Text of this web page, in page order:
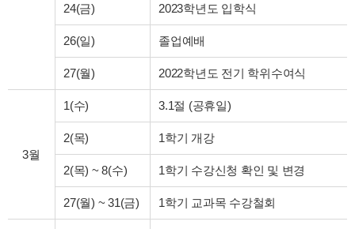
24(금) 2023학년도 입학식
26(일) 졸업예배
27(월) 2022학년도 전기 학위수여식
3월
1(수) 3.1절 (공휴일)
2(목) 1학기 개강
2(목) ~ 8(수) 1학기 수강신청 확인 및 변경
27(월) ~ 31(금) 1학기 교과목 수강철회